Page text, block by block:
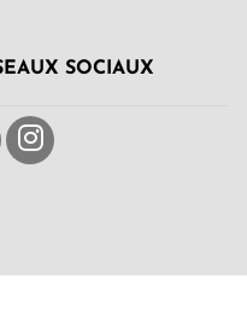
SOCIAUX